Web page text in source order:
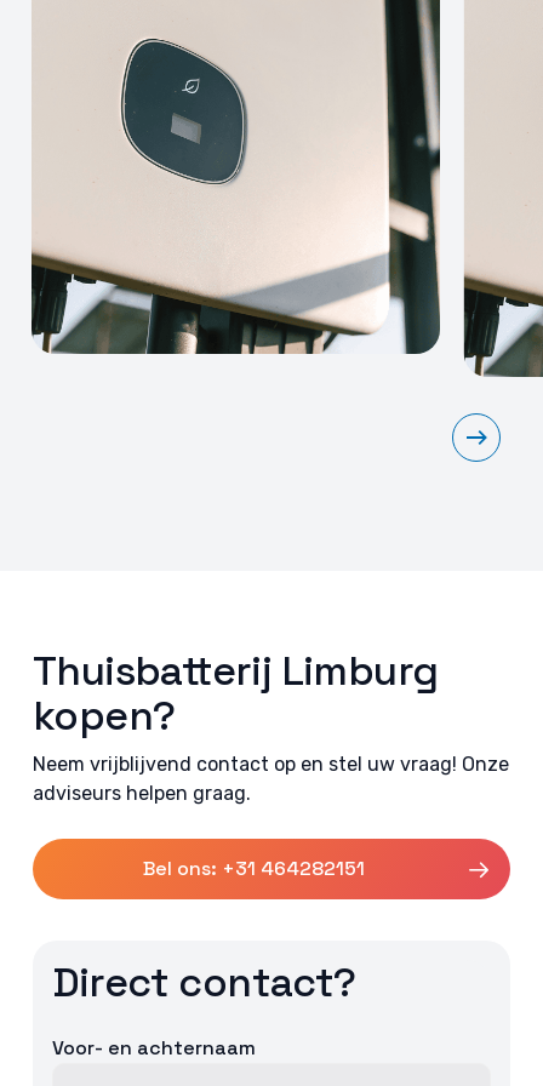
Thuisbatterij Limburg
kopen?
Neem vrijblijvend contact op en stel uw vraag! Onze
adviseurs helpen graag.
Bel ons: +31 464282151
Direct contact?
Voor- en achternaam